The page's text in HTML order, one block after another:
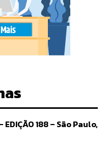
EDIÇÃO 188 – São Paulo,